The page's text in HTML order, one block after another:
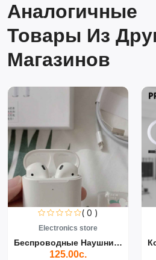
Аналогичные
Товары Из
Магазинов
( 0 )
Electronics store
Беспроводные Наушники Air...
125.00с.